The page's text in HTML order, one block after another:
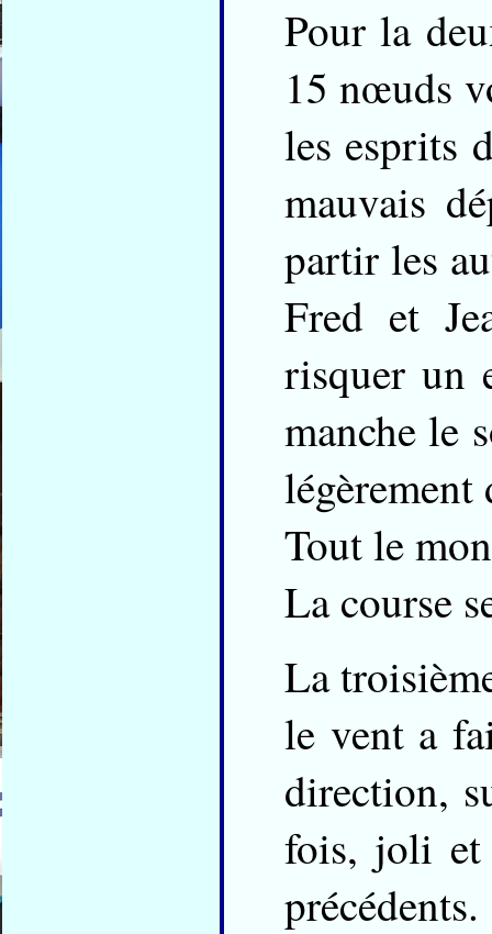
Pour la
15 nœuds
les esprits
mauvais
partir les
Fred et
risquer un
manche le
Tout le
La course
La
le vent a
direction,
fois, joli et
précédents.